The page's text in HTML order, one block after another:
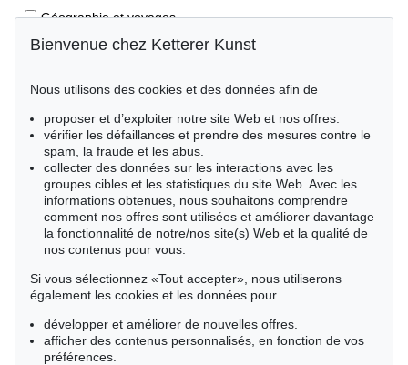
Géographie et voyages
Éditions princeps
Livres pour enfants
Style de vie
Événements clés des sciences naturelles
Littérature mondiale
Littérature économique
Cimélie
Trier par:
Bienvenue chez Ketterer Kunst
Nous utilisons des cookies et des données afin de
proposer et d’exploiter notre site Web et nos offres.
vérifier les défaillances et prendre des mesures contre le
spam, la fraude et les abus.
collecter des données sur les interactions avec les
groupes cibles et les statistiques du site Web. Avec les
informations obtenues, nous souhaitons comprendre
comment nos offres sont utilisées et améliorer davantage
la fonctionnalité de notre/nos site(s) Web et la qualité de
nos contenus pour vous.
Si vous sélectionnez «Tout accepter», nous utiliserons
également les cookies et les données pour
développer et améliorer de nouvelles offres.
afficher des contenus personnalisés, en fonction de vos
préférences.